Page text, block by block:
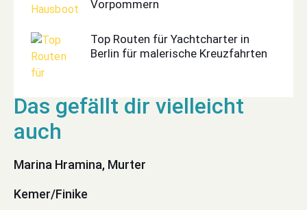
Vorpommern
Top Routen für Yachtcharter in
Berlin für malerische Kreuzfahrten
Marina Hramina, Murter
Kemer/Finike